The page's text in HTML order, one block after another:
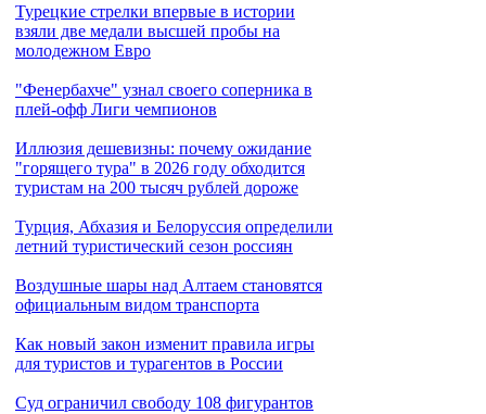
Турецкие стрелки впервые в истории
взяли две медали высшей пробы на
молодежном Евро
"Фенербахче" узнал своего соперника в
плей-офф Лиги чемпионов
Иллюзия дешевизны: почему ожидание
"горящего тура" в 2026 году обходится
туристам на 200 тысяч рублей дороже
Турция, Абхазия и Белоруссия определили
летний туристический сезон россиян
Воздушные шары над Алтаем становятся
официальным видом транспорта
Как новый закон изменит правила игры
для туристов и турагентов в России
Cуд ограничил свободу 108 фигурантов